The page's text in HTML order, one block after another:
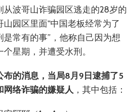
从波哥山诈骗园区逃走的28岁的
园区里面“中国老板经常为了
常有的事”，他称自己因为想
星期，并遭受水刑。
布的消息，当局8月9日逮捕了5
网络诈骗的嫌疑人 ，其中包括：